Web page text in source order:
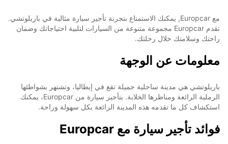
مع Europcar, يمكنك الاستمتاع بتجربة تأجير سيارة مثالية في باريلوتشي.
تقدم Europcar مجموعة متنوعة من السيارات لتلبية احتياجاتك وضمان
راحتك وسلامتك خلال رحلتك.
معلومات عن الوجهة
باريلوتشي هي مدينة ساحلية جميلة تقع في إيطاليا، وتشتهر بشواطئها
الرملية الرائعة ومناظرها الخلابة. بتأجير سيارة من Europcar، يمكنك
استكشاف كل ما تقدمه هذه المدينة الرائعة بكل سهولة وراحة.
فوائد تأجير سيارة مع Europcar